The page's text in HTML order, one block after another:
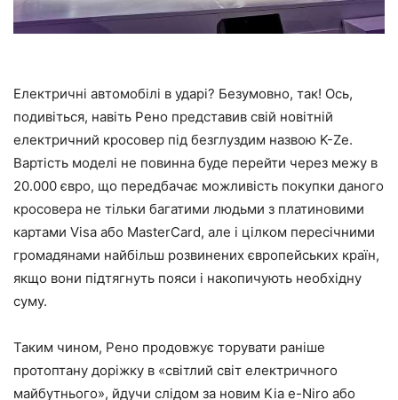
Електричні автомобілі в ударі? Безумовно, так! Ось,
подивіться, навіть Рено представив свій новітній
електричний кросовер під безглуздим назвою K-Ze.
Вартість моделі не повинна буде перейти через межу в
20.000 євро, що передбачає можливість покупки даного
кросовера не тільки багатими людьми з платиновими
картами Visa або MastеrCard, але і цілком пересічними
громадянами найбільш розвинених європейських країн,
якщо вони підтягнуть пояси і накопичують необхідну
суму.
Таким чином, Рено продовжує торувати раніше
протоптану доріжку в «світлий світ електричного
майбутнього», йдучи слідом за новим Kia e-Niro або